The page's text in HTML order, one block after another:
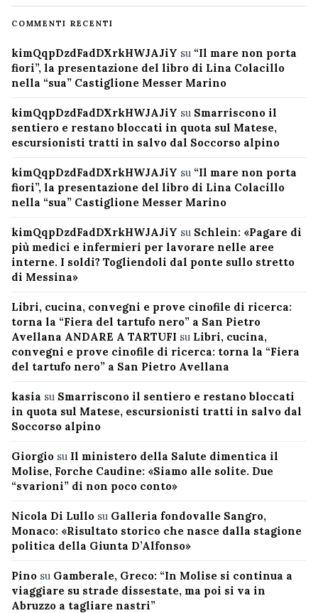
COMMENTI RECENTI
kimQqpDzdFadDXrkHWJAJiY su “Il mare non porta
fiori”, la presentazione del libro di Lina Colacillo
nella “sua” Castiglione Messer Marino
kimQqpDzdFadDXrkHWJAJiY su Smarriscono il
sentiero e restano bloccati in quota sul Matese,
escursionisti tratti in salvo dal Soccorso alpino
kimQqpDzdFadDXrkHWJAJiY su “Il mare non porta
fiori”, la presentazione del libro di Lina Colacillo
nella “sua” Castiglione Messer Marino
kimQqpDzdFadDXrkHWJAJiY su Schlein: «Pagare di
più medici e infermieri per lavorare nelle aree
interne. I soldi? Togliendoli dal ponte sullo stretto
di Messina»
Libri, cucina, convegni e prove cinofile di ricerca:
torna la “Fiera del tartufo nero” a San Pietro
Avellana ANDARE A TARTUFI su Libri, cucina,
convegni e prove cinofile di ricerca: torna la “Fiera
del tartufo nero” a San Pietro Avellana
kasia su Smarriscono il sentiero e restano bloccati
in quota sul Matese, escursionisti tratti in salvo dal
Soccorso alpino
Giorgio su Il ministero della Salute dimentica il
Molise, Forche Caudine: «Siamo alle solite. Due
“svarioni” di non poco conto»
Nicola Di Lullo su Galleria fondovalle Sangro,
Monaco: «Risultato storico che nasce dalla stagione
politica della Giunta D’Alfonso»
Pino su Gamberale, Greco: “In Molise si continua a
viaggiare su strade dissestate, ma poi si va in
Abruzzo a tagliare nastri”